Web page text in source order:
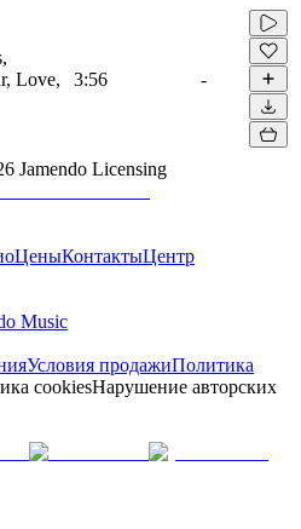
Love,
3:56 -
Jamendo Licensing
ЦеныКонтактыЦентр
Music
Условия продажиПолитика
cookiesНарушение авторских